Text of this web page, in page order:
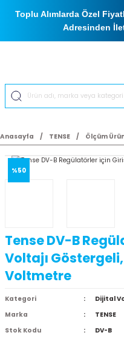
Toplu Alımlarda Özel
Adresinden
Anasayfa TENSE Ölçüm
%50
Tense DV-B
Voltajı
Voltmetre
Kategori
Dijital
Marka
TENSE
Stok Kodu
DV-B